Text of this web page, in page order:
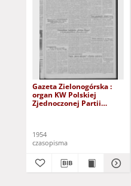
Gazeta Zielonogórska :
organ KW Polskiej
Zjednoczonej Partii
1954
czasopisma